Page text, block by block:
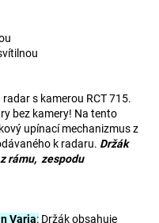
radar s kamerou RCT 715.
bez kamery! Na tento
upínací mechanizmus z
k radaru. Držák
rámu, zespodu
Varia: Držák obsahuje